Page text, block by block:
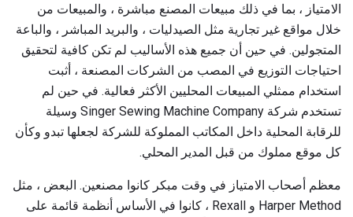
الامتياز ، بما في ذلك مبيعات المصنع مباشرة ، والمبيعات من
خلال مواقع غير تجارية مثل الصيدليات ، والبريد المباشر ، والباعة
المتجولين. في حين أن جميع هذه الأساليب لم تكن كافية لتحقيق
احتياجات التوزيع في المصب من الشركات المصنعة ، أثبت
استخدام ممثلي المبيعات المحليين الأكثر فعالية. في حين لم
تستخدم شركة Singer Sewing Machine Company وسيلة
للرقابة المحلية داخل المكاتب المملوكة للشركة لجعلها تبدو وكأن
كل موقع مملوك من قبل المدير المحلي.
معظم أصحاب الامتياز في وقت مبكر كانوا مصنعين. البعض ، مثل
Harper Method و Rexall ، كانوا في الأساس أنظمة قائمة على